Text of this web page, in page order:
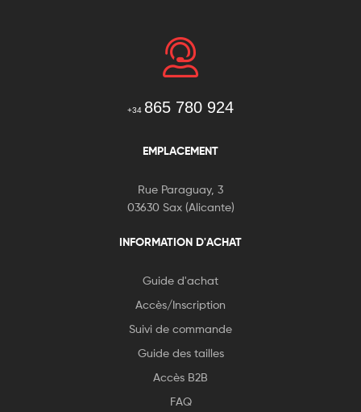
+34 865 780 924
EMPLACEMENT
Rue Paraguay, 3
03630 Sax (Alicante)
INFORMATION D'ACHAT
Guide d'achat
Accès/Inscription
Suivi de commande
Guide des tailles
Accès B2B
FAQ